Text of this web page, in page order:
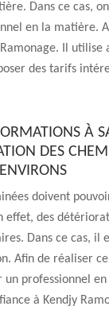
Dans ce cas,
en la matière.
Il utilise
des tarifs
À
DES
doivent
effet, des
Dans ce cas, il
Afin de réaliser
un professionnel
à Kendjy